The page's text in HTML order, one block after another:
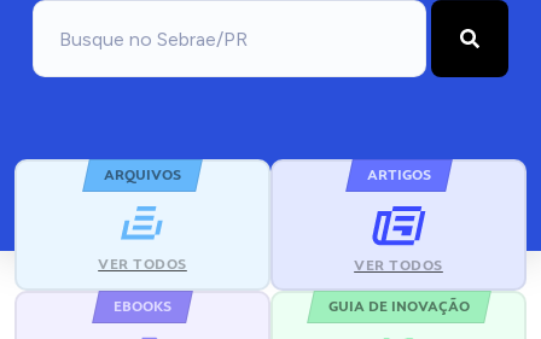
ARQUIVOS
VER TODOS
ARTIGOS
VER TODOS
EBOOKS GUIA DE INOVAÇÃO